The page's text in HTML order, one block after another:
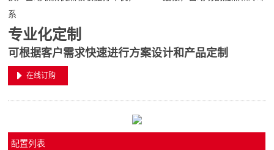
系
专业化定制
可根据客户需求快速进行方案设计和产品定制
在线订购
配置列表